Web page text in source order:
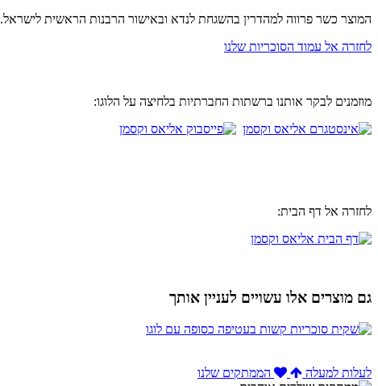
המוצר כשר פרווה למהדרין בהשגחת לנדא ובאישור הרבנות הראשית לישראל.
לחזרה אל עמוד הסוכריות שלנו
מוזמנים לבקר אותנו ברשתות החברתיות בלחיצה על הלוגו:
לחזרה אל דף הבית:
גם מוצרים אלו עשויים לעניין אותך
לעלות למעלה הממתקים שלנו